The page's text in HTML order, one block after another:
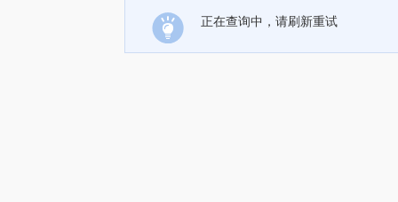
正在查询中，请刷新重试